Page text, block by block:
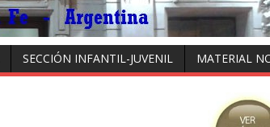
SECCIÓN INFANTIL-JUVENIL MATERIAL